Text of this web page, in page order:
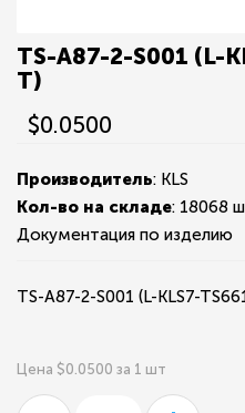
TS-A87-2-S001 (L-
T)
$0.0500
Производитель: KLS
Кол-во на складе: 18068
Документация по изделию
TS-A87-2-S001 (L-KLS7-
Цена $0.0500 за 1 шт